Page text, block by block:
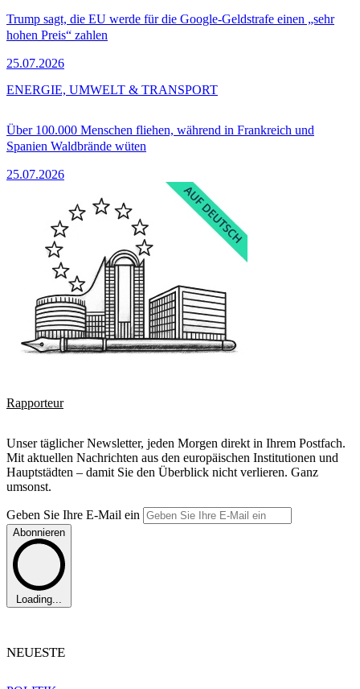
Trump sagt, die EU werde für die Google-Geldstrafe einen „sehr
hohen Preis“ zahlen
25.07.2026
Über 100.000 Menschen fliehen, während in Frankreich und
Spanien Waldbrände wüten
25.07.2026
ENERGIE, UMWELT & TRANSPORT
Rapporteur
Unser täglicher Newsletter, jeden Morgen direkt in Ihrem Postfach.
Mit aktuellen Nachrichten aus den europäischen Institutionen und
Hauptstädten – damit Sie den Überblick nicht verlieren. Ganz
umsonst.
Geben Sie Ihre E-Mail ein
Abonnieren
Loading...
NEUESTE